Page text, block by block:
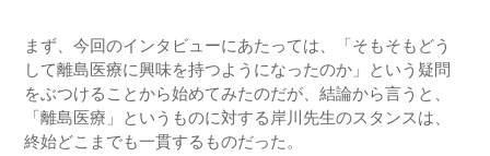
まず、今回のインタビューにあたっては、「そもそもどう
して離島医療に興味を持つようになったのか」という疑問
をぶつけることから始めてみたのだが、結論から言うと、
「離島医療」というものに対する岸川先生のスタンスは、
終始どこまでも一貫するものだった。